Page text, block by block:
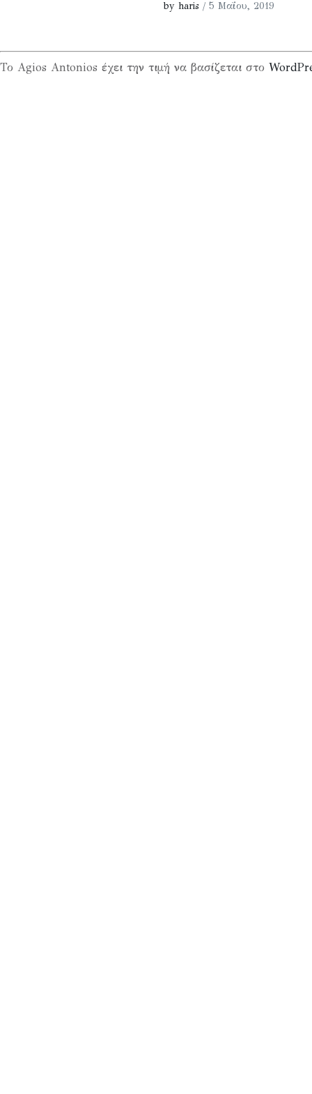
by haris / 5 Μαΐου, 2019
Το Agios Antonios έχει την τιμή να βασίζεται στο